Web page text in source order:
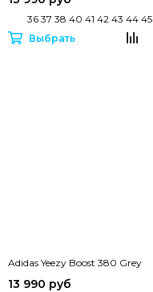
36 37 38 40 41 42 43 44 45
Выбрать
Adidas Yeezy Boost 380 Grey
13 990 руб